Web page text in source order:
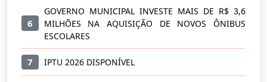
6
GOVERNO MUNICIPAL INVESTE MAIS DE R$ 3,6
MILHÕES NA AQUISIÇÃO DE NOVOS ÔNIBUS
ESCOLARES
7 IPTU 2026 DISPONÍVEL